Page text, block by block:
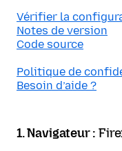
Vérifier la
Notes de version
Code source
Politique de
Besoin d’aide ?
1. Navigateur :